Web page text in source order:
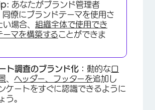
あなたがブランド管理者
同僚にブランドテーマを使用さ
い場合、 組織全体で使用でき
ーマを構築することができま
ト調査のブランド化： 動的なロ
ヘッダー、フッターを追加し
ケートをすぐに認識できるように
う。